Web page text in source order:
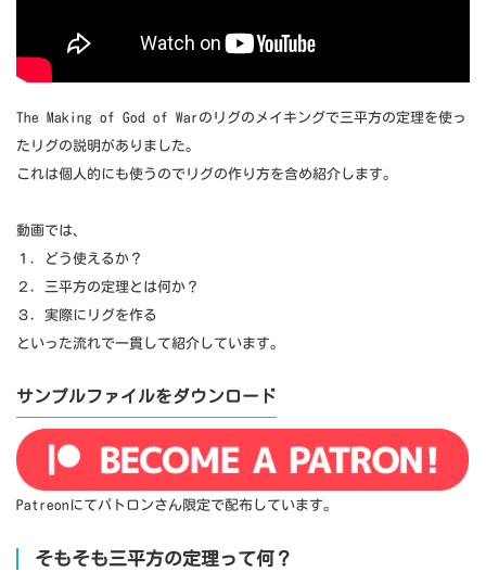
The Making of God of Warのリグのメイキングで三平方の定理を使っ
たリグの説明がありました。
これは個人的にも使うのでリグの作り方を含め紹介します。
動画では、
１．どう使えるか？
２．三平方の定理とは何か？
３．実際にリグを作る
といった流れで一貫して紹介しています。
サンプルファイルをダウンロード
Patreonにてパトロンさん限定で配布しています。
そもそも三平方の定理って何？